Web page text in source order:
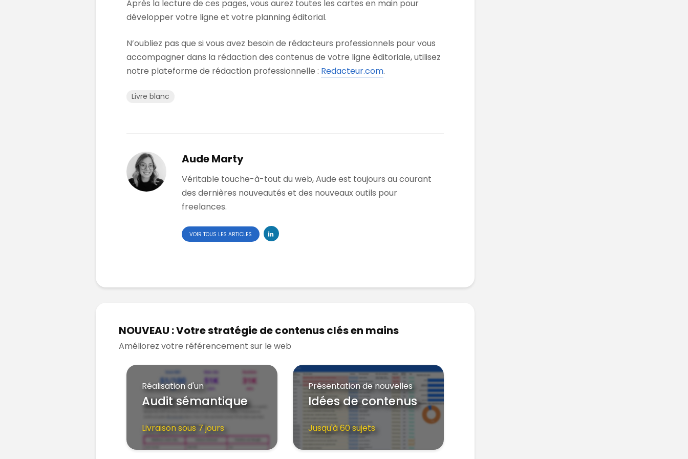
Après la lecture de ces pages, vous aurez toutes les cartes en main pour
développer votre ligne et votre planning éditorial.
N’oubliez pas que si vous avez besoin de rédacteurs professionnels pour vous
accompagner dans la rédaction des contenus de votre ligne éditoriale, utilisez
notre plateforme de rédaction professionnelle : Redacteur.com.
Livre blanc
Aude Marty
Véritable touche-à-tout du web, Aude est toujours au courant
des dernières nouveautés et des nouveaux outils pour
freelances.
VOIR TOUS LES ARTICLES
NOUVEAU : Votre stratégie de contenus clés en mains
Améliorez votre référencement sur le web
Réalisation d'un
Audit sémantique
Livraison sous 7 jours
Présentation de nouvelles
Idées de contenus
Jusqu'à 60 sujets